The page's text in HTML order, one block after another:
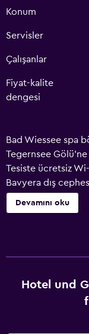
Konum
Servisler
Çalışanlar
Fiyat-kalite
dengesi
Bad Wiessee spa
Tegernsee
Tesiste ücretsiz
Bavyera dış
am Bad, kablo ve
Gästehaus Baier
8 dakikalık bir
Devamını oku
Hotel und